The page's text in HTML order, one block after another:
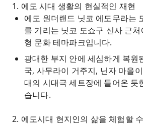
1. 에도 시대 생활의 현실적인 재현
에도 원더랜드 닛코 에도무라는
를 기리는 닛코 도쇼구 신사 근
형 문화 테마파크입니다.
광대한 부지 안에 세심하게 복원
국, 사무라이 거주지, 닌자 마을
대의 시대극 세트장에 들어온 듯
습니다.
2. 에도시대 현지인의 삶을 체험할